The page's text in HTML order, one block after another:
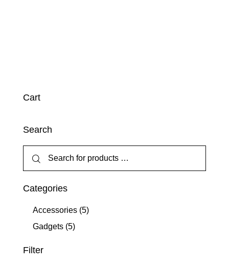
Cart
Search
Categories
Accessories (5)
Gadgets (5)
Filter